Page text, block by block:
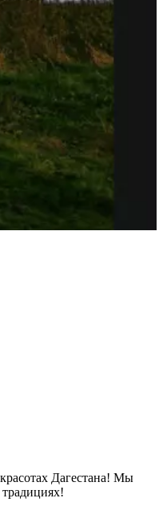
Дагестана! Мы